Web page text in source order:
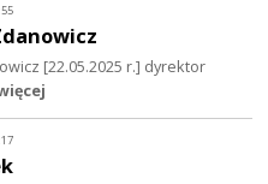
[22.05.2025 r.] dyrektor